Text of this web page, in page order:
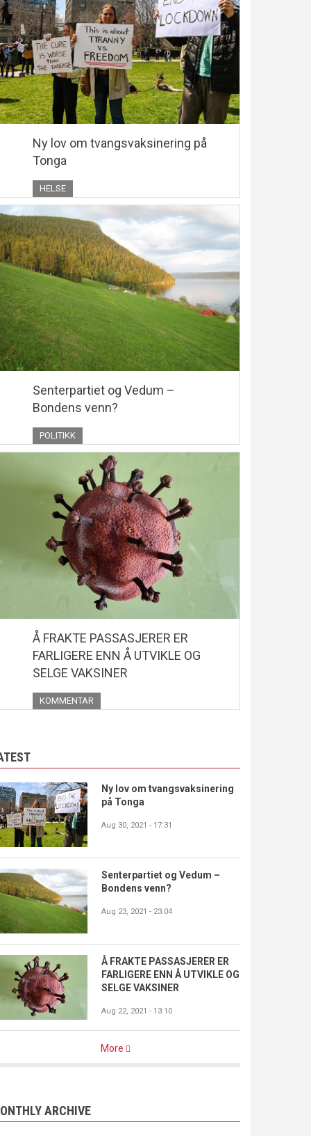
Ny lov om tvangsvaksinering på
Tonga
HELSE
Senterpartiet og Vedum –
Bondens venn?
POLITIKK
Å FRAKTE PASSASJERER ER
FARLIGERE ENN Å UTVIKLE OG
SELGE VAKSINER
KOMMENTAR
Ny lov om tvangsvaksinering
på Tonga
Aug 30, 2021 - 17:31
Senterpartiet og Vedum –
Bondens venn?
Aug 23, 2021 - 23:04
Å FRAKTE PASSASJERER ER
FARLIGERE ENN Å UTVIKLE OG
SELGE VAKSINER
Aug 22, 2021 - 13:10
More
ARCHIVE